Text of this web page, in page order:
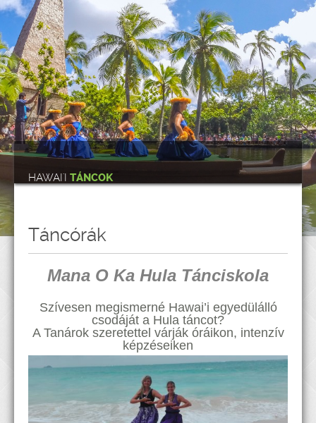
HAWAI'I TÁNCOK
Táncórák
Mana O Ka Hula Tánciskola
Szívesen megismerné Hawai’i egyedülálló
csodáját a Hula táncot?
A Tanárok szeretettel várják óráikon, intenzív
képzéseiken